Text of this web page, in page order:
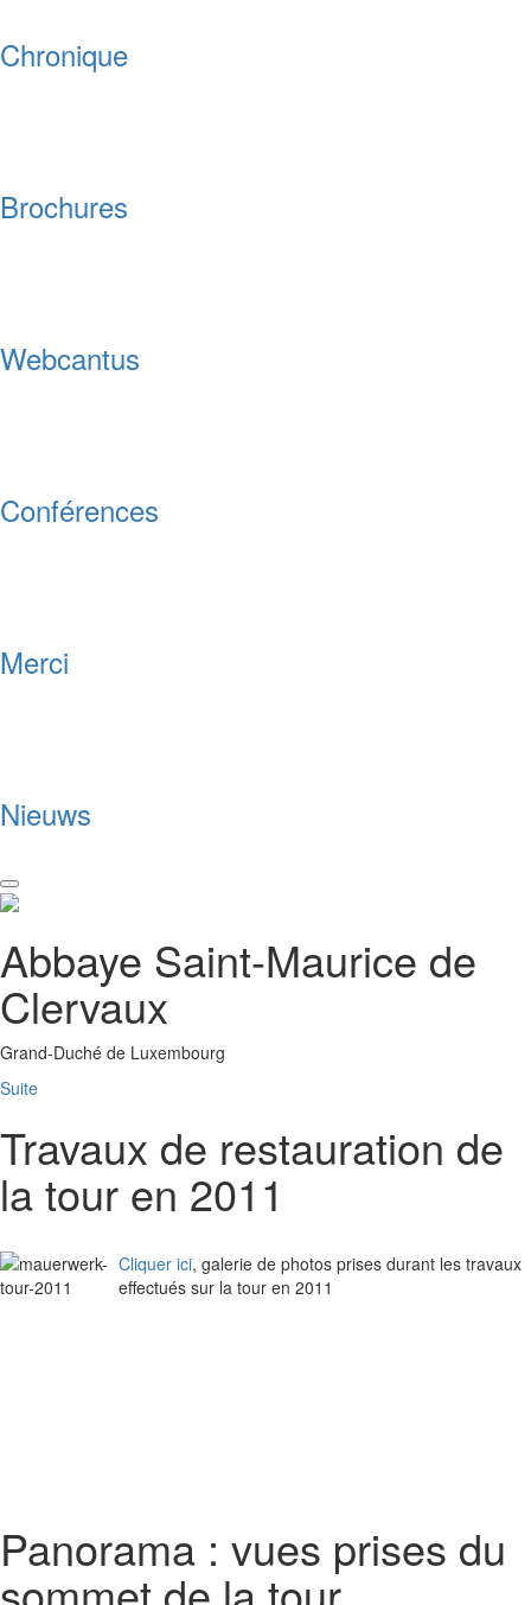
Chronique
Brochures
Webcantus
Conférences
Merci
Nieuws
Toggle
navigation
Abbaye Saint-Maurice de
Clervaux
Grand-Duché de Luxembourg
Suite
Travaux de restauration de
la tour en 2011
Cliquer ici, galerie de photos prises durant les travaux
effectués sur la tour en 2011
Panorama : vues prises du